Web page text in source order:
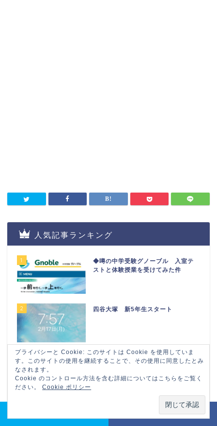
人気記事ランキング
1
◆噂の中学受験グノーブル 入室テ
ストと体験授業を受けてみた件
2 四谷大塚 新5年生スタート
3
懐かしい！！ 公文 「全国公文進度上
文は本当にダメなのか？
★ 希学園 新小３ 公開テストを受
Share on Facebook
プライバシーと Cookie: このサイトは Cookie を使用していま
す。このサイトの使用を継続することで、その使用に同意したとみ
なされます。
Cookie のコントロール方法を含む詳細についてはこちらをご覧く
ださい。Cookie ポリシー